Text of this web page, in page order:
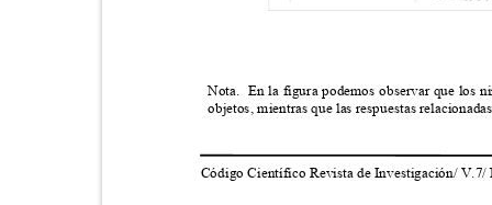
Nota. En la figura podemos observar que los
objetos, mientras que las respuestas
Código Científico Revista de Investigación/